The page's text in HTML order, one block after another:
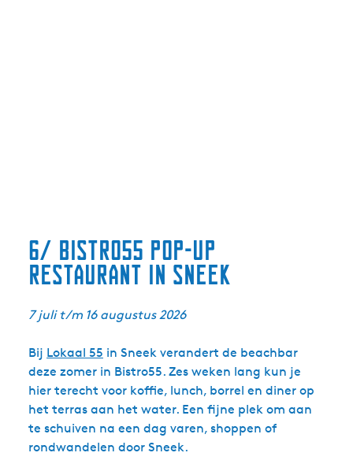
6/ Bistro55 pop-up
restaurant in Sneek
7 juli t/m 16 augustus 2026
Bij Lokaal 55 in Sneek verandert de beachbar
deze zomer in Bistro55. Zes weken lang kun je
hier terecht voor koffie, lunch, borrel en diner op
het terras aan het water. Een fijne plek om aan
te schuiven na een dag varen, shoppen of
rondwandelen door Sneek.